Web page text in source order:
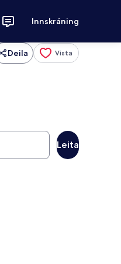
Innskráning
Deila Vista
Leita